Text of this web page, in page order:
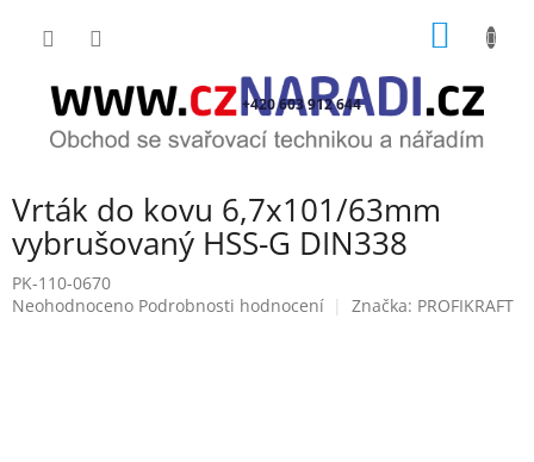
+420 603 912 644
Vrták do kovu 6,7x101/63mm
vybrušovaný HSS-G DIN338
PK-110-0670
Průměrné
Neohodnoceno Podrobnosti hodnocení Značka: PROFIKRAFT